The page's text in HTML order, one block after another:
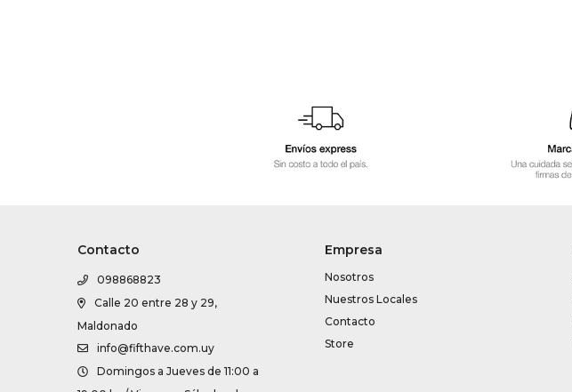
Contacto
098868823
Calle 20 entre 28 y 29,
Maldonado
info@fifthave.com.uy
Domingos a Jueves de 11:00 a
Empresa
Nosotros
Nuestros Locales
Contacto
Store